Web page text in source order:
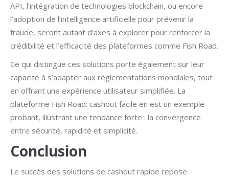
API, l’intégration de technologies blockchain, ou encore
l’adoption de l’intelligence artificielle pour prévenir la
fraude, seront autant d’axes à explorer pour renforcer la
crédibilité et l’efficacité des plateformes comme Fish Road.
Ce qui distingue ces solutions porte également sur leur
capacité à s’adapter aux réglementations mondiales, tout
en offrant une expérience utilisateur simplifiée. La
plateforme Fish Road: cashout facile en est un exemple
probant, illustrant une tendance forte : la convergence
entre sécurité, rapidité et simplicité.
Conclusion
Le succès des solutions de cashout rapide repose